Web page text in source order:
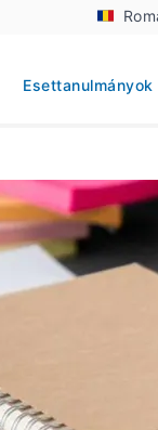
Esettanulmányok